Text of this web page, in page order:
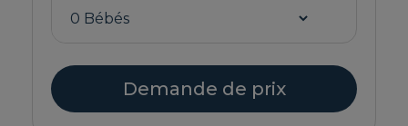
Demande de prix